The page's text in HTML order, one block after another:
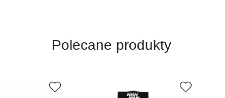
Polecane produkty